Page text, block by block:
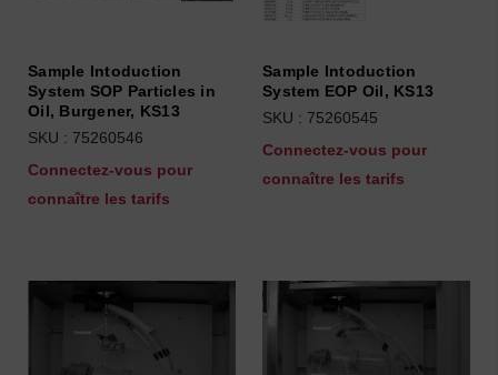
Sample Intoduction
System SOP Particles in
Oil, Burgener, KS13
SKU : 75260546
Connectez-vous pour
connaître les tarifs
Sample Intoduction
System EOP Oil, KS13
SKU : 75260545
Connectez-vous pour
connaître les tarifs